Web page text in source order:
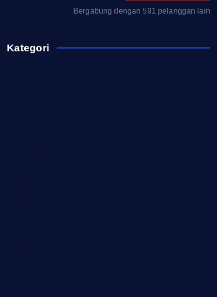
Bergabung dengan 591 pelanggan lain
Kategori